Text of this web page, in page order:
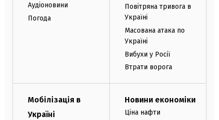
Аудіоновини
Погода
Повітряна тривога в
Україні
Масована атака по
Україні
Вибухи у Росії
Втрати ворога
Мобілізація в
Україні
Новини економіки
Ціна нафти